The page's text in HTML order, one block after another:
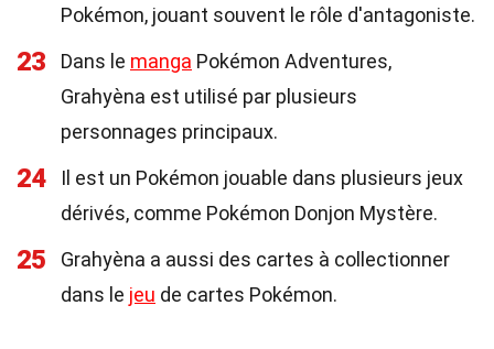
Pokémon, jouant souvent le rôle d'antagoniste.
23 Dans le manga Pokémon Adventures,
Grahyèna est utilisé par plusieurs
personnages principaux.
24
Il est un Pokémon jouable dans plusieurs jeux
dérivés, comme Pokémon Donjon Mystère.
25
Grahyèna a aussi des cartes à collectionner
dans le jeu de cartes Pokémon.